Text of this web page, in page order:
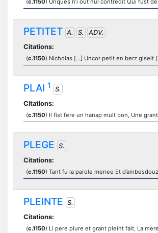
(c.1150) Unques n’i out nul contredit Qui fust
PETITET A. S.
ADV.
Citations:
(c.1150) Nicholas [...] Uncor petit en berz giseit
PLAI 1
S.
Citations:
(c.1150) Il fist fere un hanap mult bon, Une
PLEGE S.
Citations:
(c.1150) Tant fu la parole menee Et
PLEINTE S.
Citations:
(c.1150) Li pere plure et grant pleint fait, La